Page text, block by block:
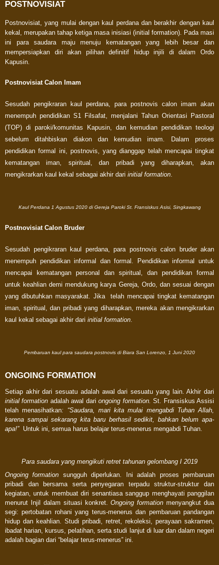
POSTNOVISIAT
Postnovisiat, yang mulai dengan kaul perdana dan berakhir dengan kaul
kekal, merupakan tahap ketiga masa inisiasi (initial formation). Pada masi
ini para saudara maju menuju kematangan yang lebih besar dan
mempersiapkan diri akan pilihan definitif hidup injili di dalam Ordo
Kapusin.
Postnovisiat Calon Imam
Sesudah pengikraran kaul perdana, para postnovis calon imam akan
menempuh pendidikan S1 Filsafat, menjalani Tahun Orientasi Pastoral
(TOP) di paroki/komunitas Kapusin, dan kemudian pendidikan teologi
sebelum ditahbiskan diakon dan kemudian imam. Dalam proses
pendidikan formal ini, postnovis, yang dianggap telah mencapai tingkat
kematangan iman, spiritual, dan pribadi yang diharapkan, akan
mengikrarkan kaul kekal sebagai akhir dari initial formation.
Kaul Perdana 1 Agustus 2020 di Gereja Paroki St. Fransiskus Asisi, Singkawang
Postnovisiat Calon Bruder
Sesudah pengikraran kaul perdana, para postnovis calon bruder akan
menempuh pendidikan informal dan formal. Pendidikan informal untuk
mencapai kematangan personal dan spiritual, dan pendidikan formal
untuk keahlian demi mendukung karya Gereja, Ordo, dan sesuai dengan
yang dibutuhkan masyarakat. Jika telah mencapai tingkat kematangan
iman, spiritual, dan pribadi yang diharapkan, mereka akan mengikrarkan
kaul kekal sebagai akhir dari initial formation.
Pembaruan kaul para saudara postnovis di Biara San Lorenzo, 1 Juni 2020
ONGOING FORMATION
Setiap akhir dari sesuatu adalah awal dari sesuatu yang lain. Akhir dari
initial formation adalah awal dariongoing formation.St. Fransiskus Assisi
telah menasihatkan: “Saudara, mari kita mulai mengabdi Tuhan Allah,
karena sampai sekarang kita baru berhasil sedikit, bahkan belum apa-
apa!” Untuk ini, semua harus belajar terus-menerus mengabdi Tuhan.
Para saudara yang mengikuti retret tahunan gelombang I 2019
Ongoing formation sungguh diperlukan. Ini adalah proses pembaruan
pribadi dan bersama serta penyegaran terpadu struktur-struktur dan
kegiatan, untuk membuat diri senantiasa sanggup menghayati panggilan
menurut Injil dalam situasi konkret.Ongoing formationmenyangkut dua
segi: pertobatan rohani yang terus-menerus dan pembaruan pandangan
hidup dan keahlian. Studi pribadi, retret, rekoleksi, perayaan sakramen,
ibadat harian, kursus, pelatihan, serta studi lanjut di luar dan dalam negeri
adalah bagian dari “belajar terus-menerus” ini.